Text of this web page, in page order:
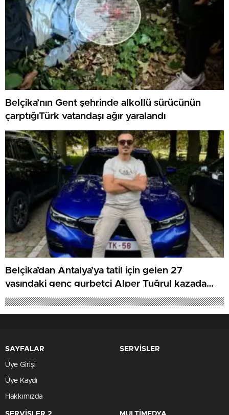
Belçika’nın Gent şehrinde alkollü sürücünün
çarptığıTürk vatandaşı ağır yaralandı
Belçika’dan Antalya’ya tatil için gelen 27
yaşındaki genç gurbetçi Alper Tuğrul kazada
hayatını kaybetti
SAYFALAR
Üye Girişi
Üye Kaydı
Hakkımızda
SERVİSLER